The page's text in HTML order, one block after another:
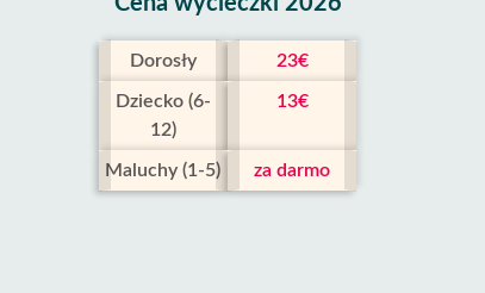
Dorosły 23€
Dziecko (6-
12)
13€
Maluchy (1-5) za darmo